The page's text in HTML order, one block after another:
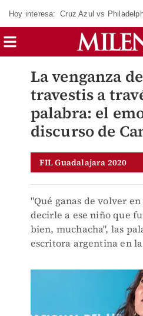
Hoy interesa: Cruz Azul vs
La venganza
travestis a
palabra: el
discurso de
FIL Guadalajara 2020
"Qué ganas de volver
decirle a ese niño que
bien, muchacha", las
escritora argentina en